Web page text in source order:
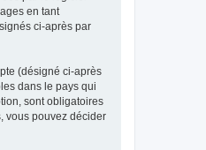
en tant
ci-après par
(désigné ci-après
dans le pays qui
sont obligatoires
vous pouvez décider